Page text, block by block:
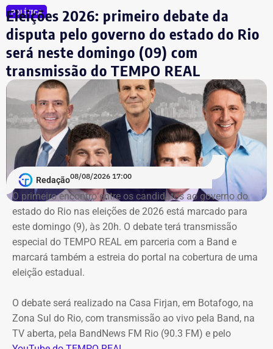
TCE diz que falhas em outro contrato
contrariam princípio da Lei de
Licitações
A nova prorrogação contratualganha destaque em meio
ao cerco do órgãocontra as contratações do município
com a mesma prestadora de serviços.
Conforme noticiado no último sábado (18), o plenário do
TCE determinou, por unanimidade, que a Prefeitura de
Duque de Caxias anule no prazo de 15 dias o contrato
firmado com a Geo Ambiental para o mesmo fim
(locação de maquinários e equipamentos). Na ocasião, a
Corte ordenou também a suspensão imediata dos
pagamentos decorrentes do acordo milionário, que
ultrapassava R$ 100 milhões.
Montebello Willeman, que apontou uma série de
irregularidades no planejamento da concorrência
eletrônica SRP nº 041/2025 e concluiu que os problemas
POLÍTICA
Eleições 2026: primeiro debate da
disputa pelo governo do estado do Rio
será neste domingo (09) com
transmissão do TEMPO REAL
Redação08/08/2026 17:00
O primeiro encontro entre os candidatos ao ⁠governo do
estado do Rio nas eleições de 2026 está marcado para
este domingo (9), às 20h. O debate terá transmissão
especial do TEMPO REAL em parceria com a Band e
marcará também a estreia do portal na cobertura de uma
eleição estadual.
O debate será realizado na Casa Firjan, em Botafogo, na
Zona Sul do Rio, com transmissão ao vivo pela Band, na
TV aberta, pela BandNews FM Rio (90.3 FM) e pelo